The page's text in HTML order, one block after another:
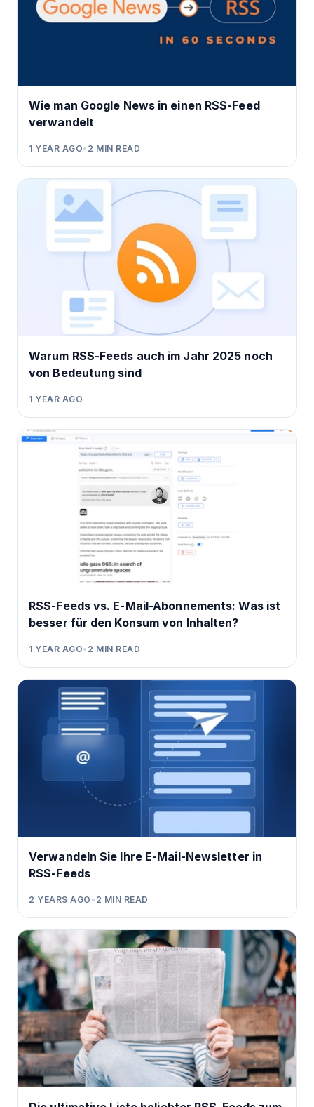
Wie man Google News in einen RSS-Feed
verwandelt
1 YEAR AGO• 2 MIN READ
Warum RSS-Feeds auch im Jahr 2025 noch
von Bedeutung sind
1 YEAR AGO
RSS-Feeds vs. E-Mail-Abonnements: Was ist
besser für den Konsum von Inhalten?
1 YEAR AGO• 2 MIN READ
Verwandeln Sie Ihre E-Mail-Newsletter in
RSS-Feeds
2 YEARS AGO • 2 MIN READ